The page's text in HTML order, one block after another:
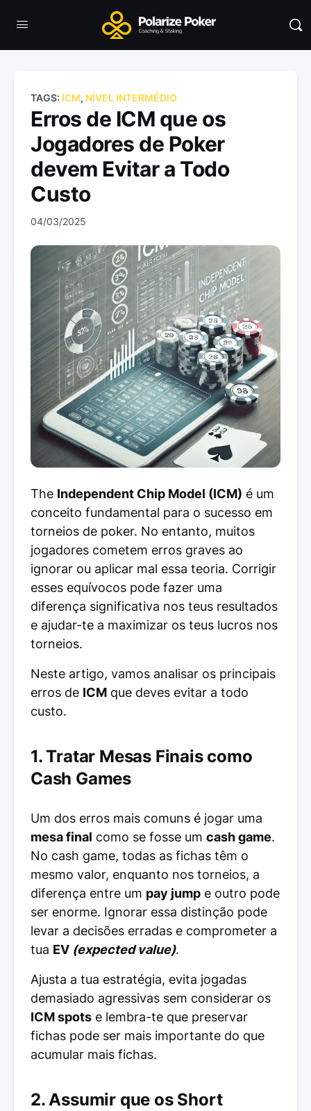
TAGS: ICM, NÍVEL INTERMÉDIO
Erros de ICM que os
Jogadores de Poker
devem Evitar a Todo
Custo
04/03/2025
The Independent Chip Model (ICM) é um
conceito fundamental para o sucesso em
torneios de poker. No entanto, muitos
jogadores cometem erros graves ao
ignorar ou aplicar mal essa teoria. Corrigir
esses equívocos pode fazer uma
diferença significativa nos teus resultados
e ajudar-te a maximizar os teus lucros nos
torneios.
Neste artigo, vamos analisar os principais
erros de ICM que deves evitar a todo
custo.
1. Tratar Mesas Finais como
Cash Games
Um dos erros mais comuns é jogar uma
mesa final como se fosse um cash game.
No cash game, todas as fichas têm o
mesmo valor, enquanto nos torneios, a
diferença entre um pay jump e outro pode
ser enorme. Ignorar essa distinção pode
levar a decisões erradas e comprometer a
tua EV (expected value).
Ajusta a tua estratégia, evita jogadas
demasiado agressivas sem considerar os
ICM spots e lembra-te que preservar
fichas pode ser mais importante do que
acumular mais fichas.
2. Assumir que os Short